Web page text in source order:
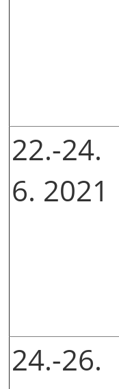
22.-24.
6. 2021
24.-26.